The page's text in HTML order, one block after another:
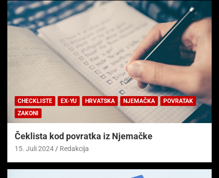
CHECKLISTE EX-YU HRVATSKA NJEMAČKA
POVRATAK
ZAKONI
Čeklista kod povratka iz Njemačke
15. Juli 2024 Redakcija